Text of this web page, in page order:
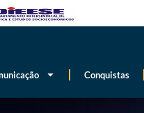
Conquistas